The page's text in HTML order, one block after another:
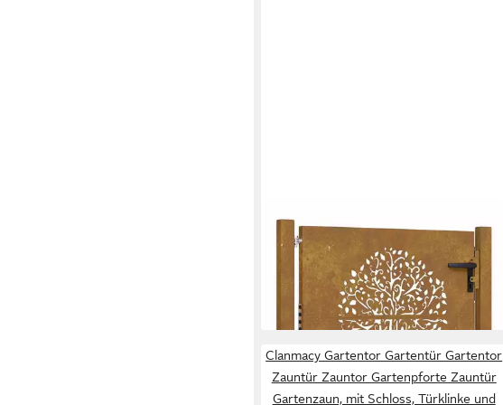
VIDAXL
Gartentor Gartentor 100x75 cm
Cortenstahl Baumdesign
ab 165,99 €
lieferbar - in 4-5 Werktagen bei dir
Clanmacy Gartentor Gartentür Gartentor
Zauntür Zauntor Gartenpforte Zauntür
Gartenzaun, mit Schloss, Türklinke und